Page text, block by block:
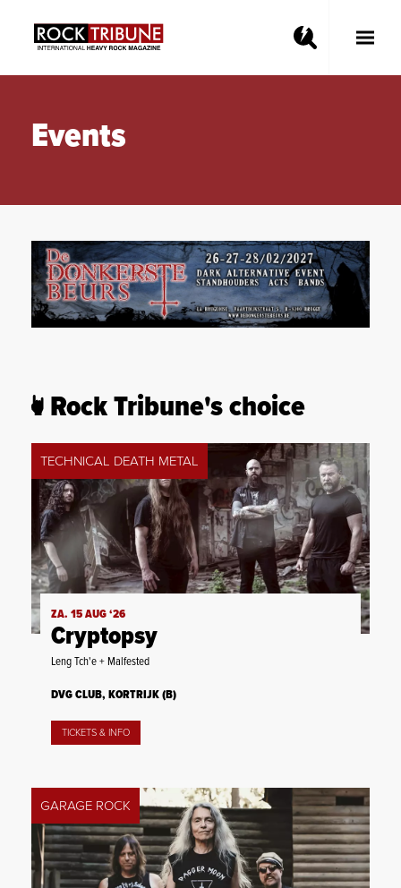
Toggle
Events
Rock Tribune's choice
TECHNICAL DEATH METAL
ZA. 15 AUG ‘26
Cryptopsy
Leng Tch'e + Malfested
DVG CLUB, KORTRIJK (B)
TICKETS & INFO
GARAGE ROCK